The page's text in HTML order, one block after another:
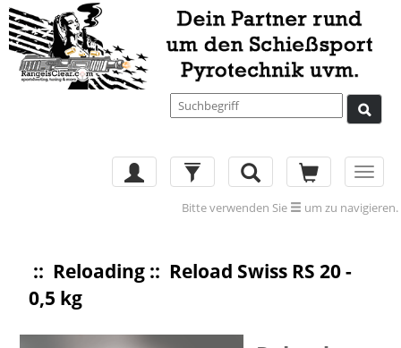
Bitte verwenden Sie um zu navigieren.
:: Reloading :: Reload Swiss RS 20 -
0,5 kg